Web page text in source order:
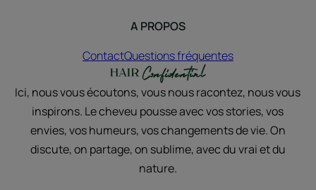
A PROPOS
ContactQuestions fréquentes
Ici, nous vous écoutons, vous nous racontez, nous vous
inspirons. Le cheveu pousse avec vos stories, vos
envies, vos humeurs, vos changements de vie. On
discute, on partage, on sublime, avec du vrai et du
nature.